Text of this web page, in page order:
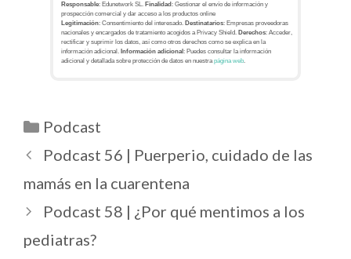
Responsable: Edunetwork SL. Finalidad : Gestionar el envío de información y
prospección comercial y dar acceso a los productos online
Legitimación: Consentimiento del interesado. Destinatarios: Empresas proveedoras
nacionales y encargados de tratamiento acogidos a Privacy Shield. Derechos: Acceder,
rectificar y suprimir los datos, así como otros derechos como se explica en la
información adicional. Información adicional: Puedes consultar la información
adicional y detallada sobre protección de datos en nuestrapágina web.
Podcast
Podcast 56 | Puerperio, cuidado de las
mamás en la cuarentena
Podcast 58 | ¿Por qué mentimos a los
pediatras?